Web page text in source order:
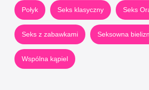
Połyk Seks klasyczny Seks
Seks z zabawkami Seksowna
Wspólna kąpiel